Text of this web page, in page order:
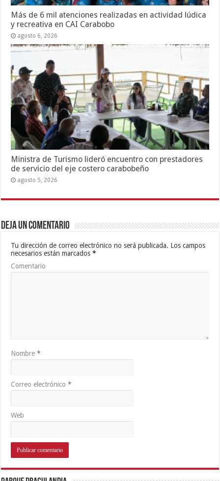
Más de 6 mil atenciones realizadas en actividad lúdica
y recreativa en CAI Carabobo
agosto 6, 2026
Ministra de Turismo lideró encuentro con prestadores
de servicio del eje costero carabobeño
agosto 5, 2026
Deja un comentario
Tu dirección de correo electrónico no será publicada. Los campos
necesarios están marcados*
Comentario
Nombre*
Correo electrónico*
Web